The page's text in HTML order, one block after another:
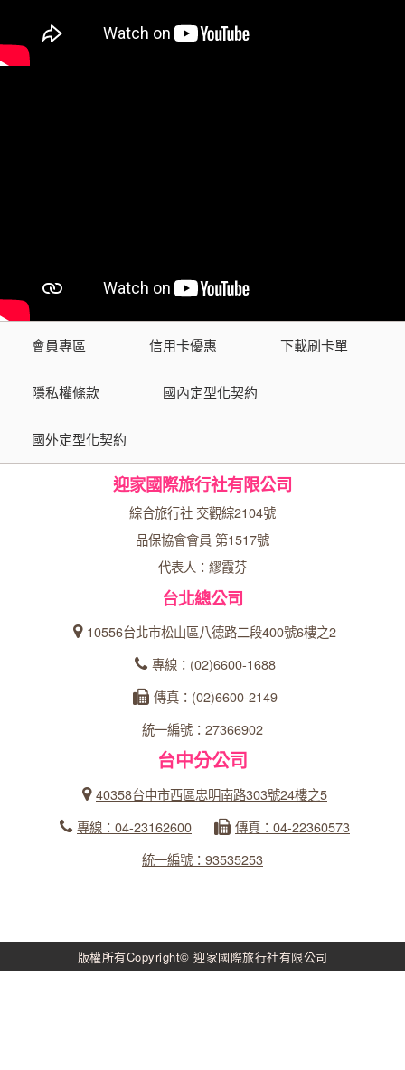
會員專區 信用卡優惠 下載刷卡單
隱私權條款 國內定型化契約
國外定型化契約
迎家國際旅行社有限公司
綜合旅行社 交觀綜2104號
品保協會會員 第1517號
代表人：繆霞芬
台北總公司
10556台北市松山區八德路二段400號6樓之2
專線：(02)6600-1688
傳真：(02)6600-2149
統一編號：27366902
台中分公司
40358台中市西區忠明南路303號24樓之5
專線：04-23162600
傳真：04-22360573
統一編號：93535253
版權所有Copyright© 迎家國際旅行社有限公司